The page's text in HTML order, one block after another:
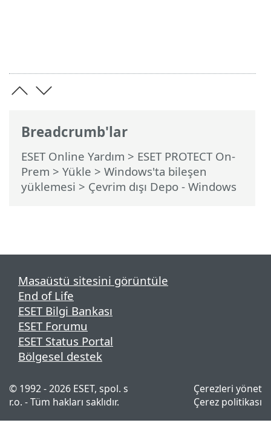
Breadcrumb'lar
ESET Online Yardım > ESET PROTECT On-
Prem > Yükle > Windows'ta bileşen
yüklemesi > Çevrim dışı Depo - Windows
Masaüstü sitesini görüntüle
End of Life
ESET Bilgi Bankası
ESET Forumu
ESET Status Portal
Bölgesel destek
© 1992 - 2026 ESET, spol. s
r.o. - Tüm hakları saklıdır.
Çerezleri yönet
Çerez politikası